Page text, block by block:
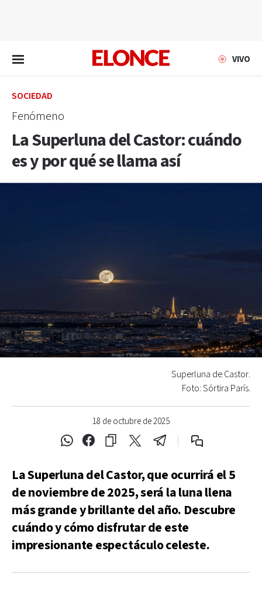
VIVO
SOCIEDAD
Fenómeno
La Superluna del Castor: cuándo
es y por qué se llama así
18 de octubre de 2025
Superluna de Castor.
Foto: Sórtira París.
La Superluna del Castor, que ocurrirá el 5
de noviembre de 2025, será la luna llena
más grande y brillante del año. Descubre
cuándo y cómo disfrutar de este
impresionante espectáculo celeste.